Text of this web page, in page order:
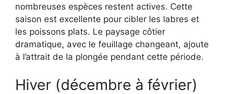
nombreuses espèces restent actives. Cette
saison est excellente pour cibler les labres et
les poissons plats. Le paysage côtier
dramatique, avec le feuillage changeant, ajoute
à l’attrait de la plongée pendant cette période.
Hiver (décembre à février)